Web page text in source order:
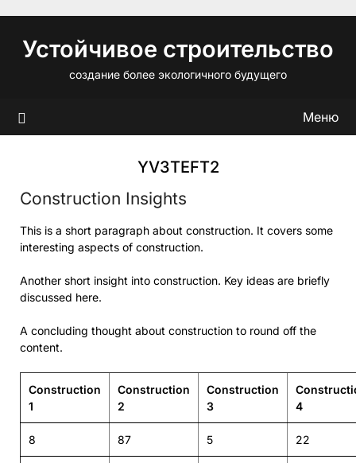
содержимому
Устойчивое строительство
создание более экологичного будущего
Меню
YV3TEFT2
Construction Insights
This is a short paragraph about construction. It covers some
interesting aspects of construction.
Another short insight into construction. Key ideas are briefly
discussed here.
A concluding thought about construction to round off the
content.
Construction
1
Construction
2
Construction
3
4
8 87 5 22